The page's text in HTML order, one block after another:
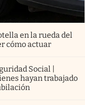
en la rueda del
cómo actuar
Social |
hayan trabajado